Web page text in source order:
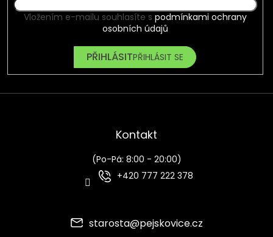
Vložením e-mailu souhlasíte s podmínkami ochrany
osobních údajů
PŘIHLÁSIT SE
Kontakt
(Po-Pá: 8:00 - 20:00)
+420 777 222 378
starosta@pejskovice.cz